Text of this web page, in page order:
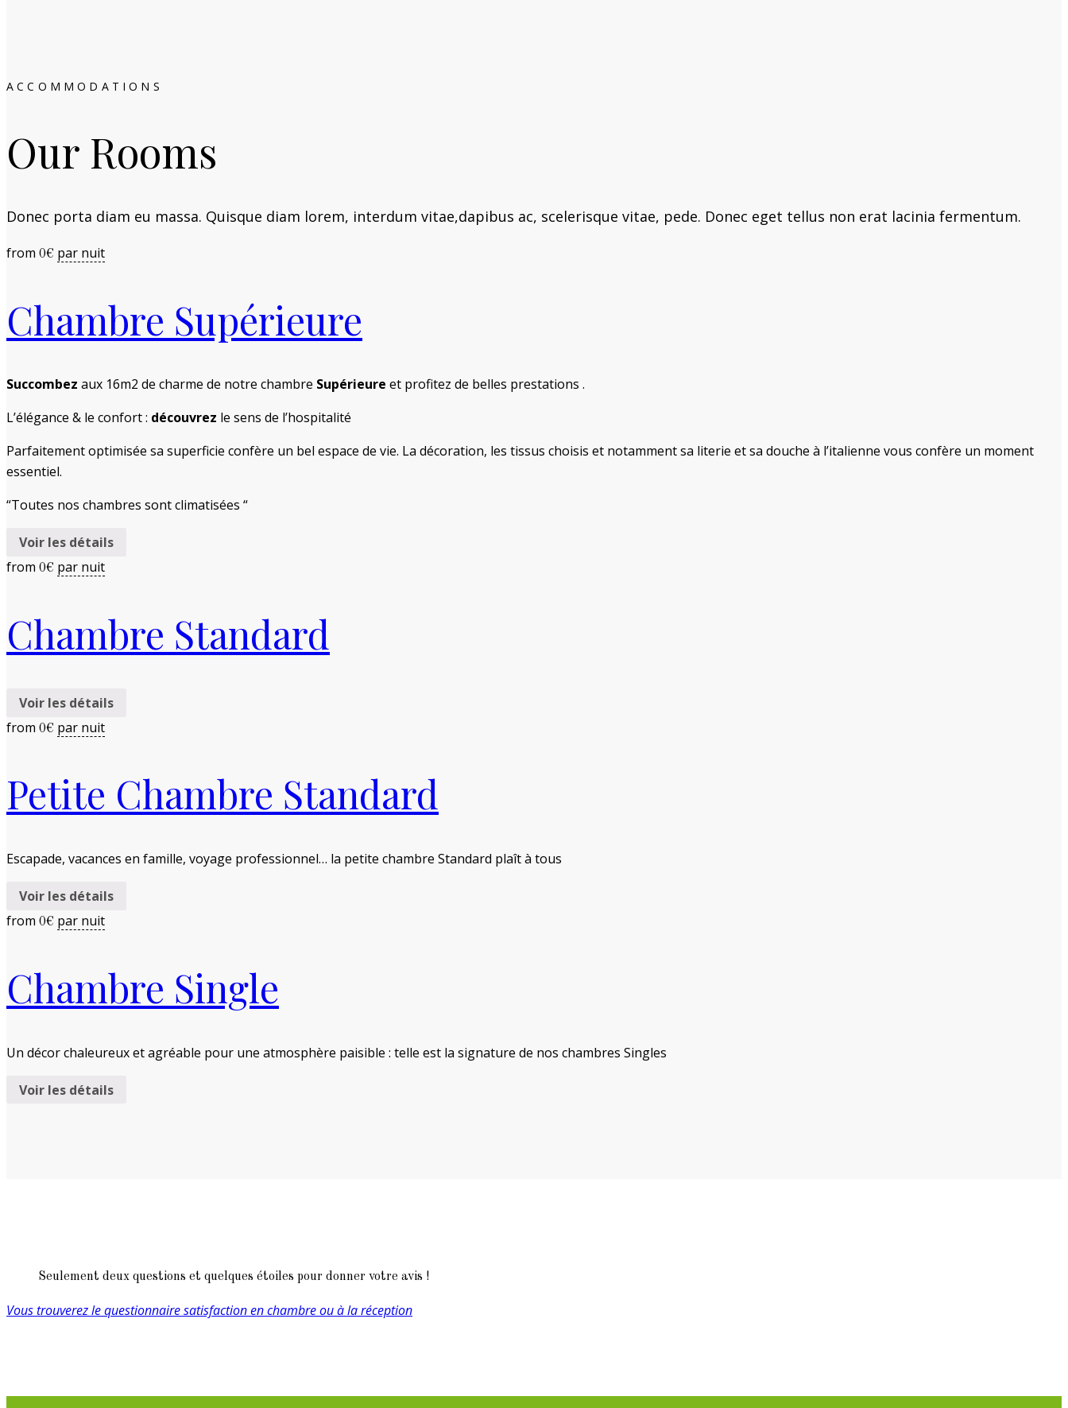
ACCOMMODATIONS
Our Rooms
Donec porta diam eu massa. Quisque diam lorem, interdum vitae,dapibus ac, scelerisque vitae, pede. Donec eget tellus non erat lacinia fermentum.
from 0€ par nuit
Chambre Supérieure
Succombez aux 16m2 de charme de notre chambre Supérieure et profitez de belles prestations .
L’élégance & le confort : découvrez le sens de l’hospitalité
Parfaitement optimisée sa superficie confère un bel espace de vie. La décoration, les tissus choisis et notamment sa literie et sa douche à l’italienne vous confère un moment
essentiel.
“Toutes nos chambres sont climatisées “
Voir les détails
from 0€ par nuit
Chambre Standard
Voir les détails
from 0€ par nuit
Petite Chambre Standard
Escapade, vacances en famille, voyage professionnel… la petite chambre Standard plaît à tous
Voir les détails
from 0€ par nuit
Chambre Single
Un décor chaleureux et agréable pour une atmosphère paisible : telle est la signature de nos chambres Singles
Voir les détails
Seulement deux questions et quelques étoiles pour donner votre avis !
Vous trouverez le questionnaire satisfaction en chambre ou à la réception